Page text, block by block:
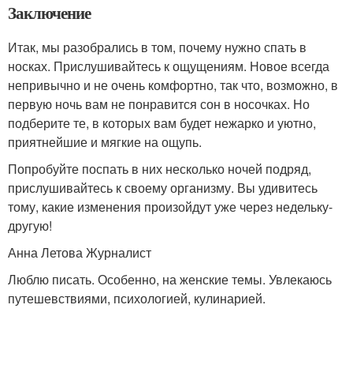
Заключение
Итак, мы разобрались в том, почему нужно спать в
носках. Прислушивайтесь к ощущениям. Новое всегда
непривычно и не очень комфортно, так что, возможно, в
первую ночь вам не понравится сон в носочках. Но
подберите те, в которых вам будет нежарко и уютно,
приятнейшие и мягкие на ощупь.
Попробуйте поспать в них несколько ночей подряд,
прислушивайтесь к своему организму. Вы удивитесь
тому, какие изменения произойдут уже через недельку-
другую!
Анна Летова Журналист
Люблю писать. Особенно, на женские темы. Увлекаюсь
путешевствиями, психологией, кулинарией.